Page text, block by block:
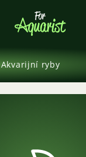
Akvarijní ryby